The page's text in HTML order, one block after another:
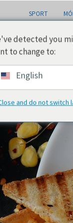
SPORT
detected you
to change to:
English
and do not switch